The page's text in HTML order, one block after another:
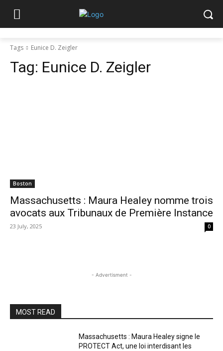
Tags Eunice D. Zeigler
Tag: Eunice D. Zeigler
Boston
Massachusetts : Maura Healey nomme trois
avocats aux Tribunaux de Première Instance
23 July, 2025 0
- Advertisment -
MOST READ
Massachusetts : Maura Healey signe le
PROTECT Act, une loi interdisant les